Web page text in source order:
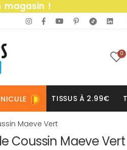
magasin !
0
TISSUS À 2.99€
Maeve Vert
Coussin Maeve Vert